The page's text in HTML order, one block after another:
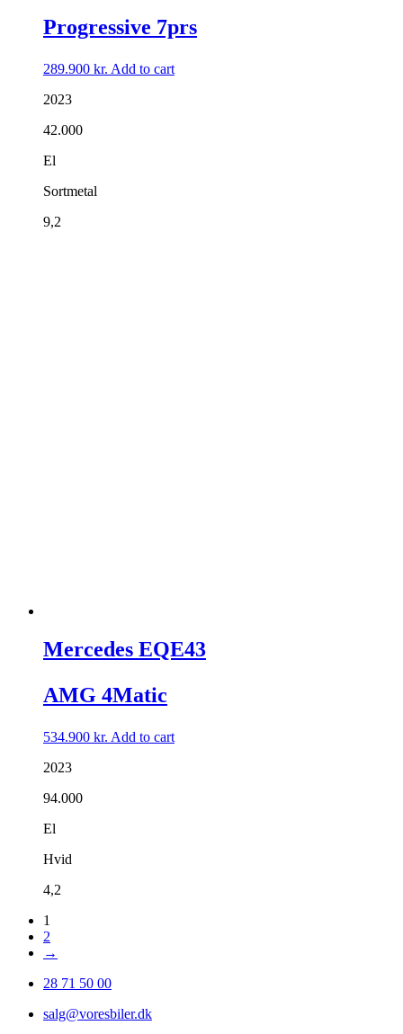
Progressive 7prs
289.900 kr. Add to cart
2023
42.000
El
Sortmetal
9,2
Mercedes EQE43
AMG 4Matic
534.900 kr. Add to cart
2023
94.000
El
Hvid
4,2
1
2
→
28 71 50 00
salg@voresbiler.dk